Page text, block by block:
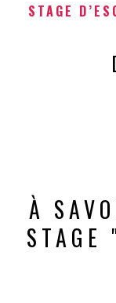
STAGE
À